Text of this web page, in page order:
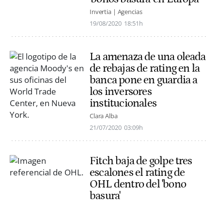
Invertia | Agencias
19/08/2020 18:51h
La amenaza de una oleada
de rebajas de rating en la
banca pone en guardia a
los inversores
institucionales
Clara Alba
21/07/2020 03:09h
Fitch baja de golpe tres
escalones el rating de
OHL dentro del 'bono
basura'